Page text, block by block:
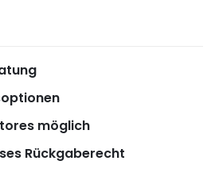
möglich
Rückgaberecht